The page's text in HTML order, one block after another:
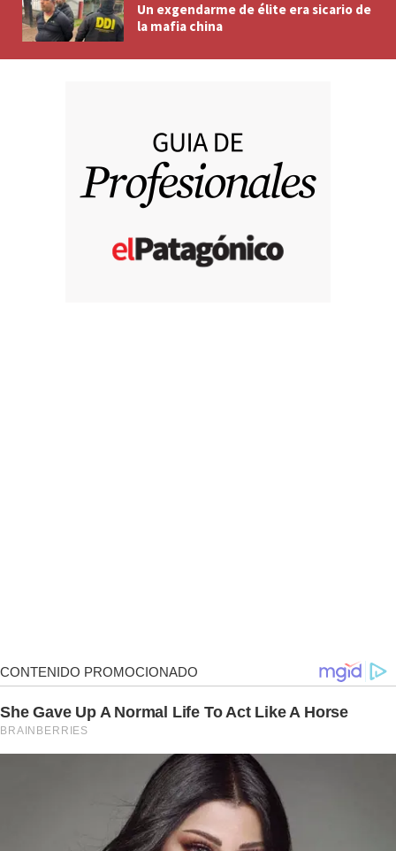
Un exgendarme de élite era sicario de
la mafia china